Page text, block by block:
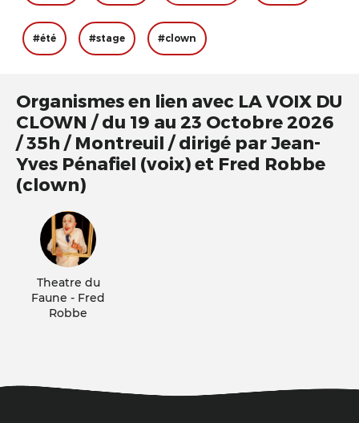
#été #stage #clown
Organismes en lien avec LA VOIX DU
CLOWN / du 19 au 23 Octobre 2026
/ 35h / Montreuil / dirigé par Jean-
Yves Pénafiel (voix) et Fred Robbe
(clown)
Theatre du
Faune - Fred
Robbe